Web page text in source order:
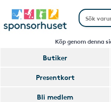
Köp genom denna
Butiker
Presentkort
Bli medlem